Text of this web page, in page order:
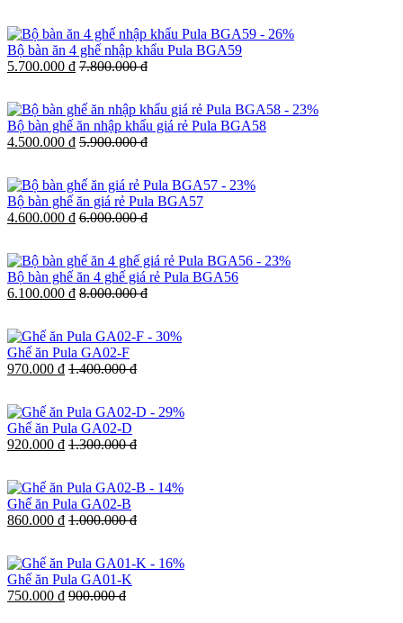
- 26%
Bộ bàn ăn 4 ghế nhập khẩu Pula BGA59
5.700.000 đ 7.800.000 đ
- 23%
Bộ bàn ghế ăn nhập khẩu giá rẻ Pula BGA58
4.500.000 đ 5.900.000 đ
- 23%
Bộ bàn ghế ăn giá rẻ Pula BGA57
4.600.000 đ 6.000.000 đ
- 23%
Bộ bàn ghế ăn 4 ghế giá rẻ Pula BGA56
6.100.000 đ 8.000.000 đ
- 30%
Ghế ăn Pula GA02-F
970.000 đ 1.400.000 đ
- 29%
Ghế ăn Pula GA02-D
920.000 đ 1.300.000 đ
- 14%
Ghế ăn Pula GA02-B
860.000 đ 1.000.000 đ
- 16%
Ghế ăn Pula GA01-K
750.000 đ 900.000 đ